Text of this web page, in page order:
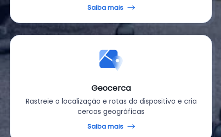
Saiba mais
Geocerca
Rastreie a localização e rotas do dispositivo e cria
cercas geográficas
Saiba mais